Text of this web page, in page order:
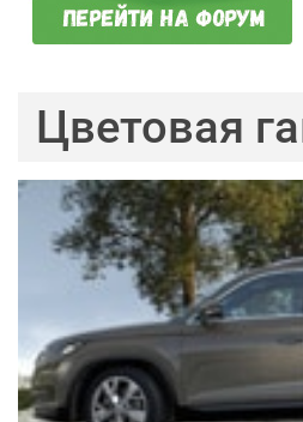
Цветовая